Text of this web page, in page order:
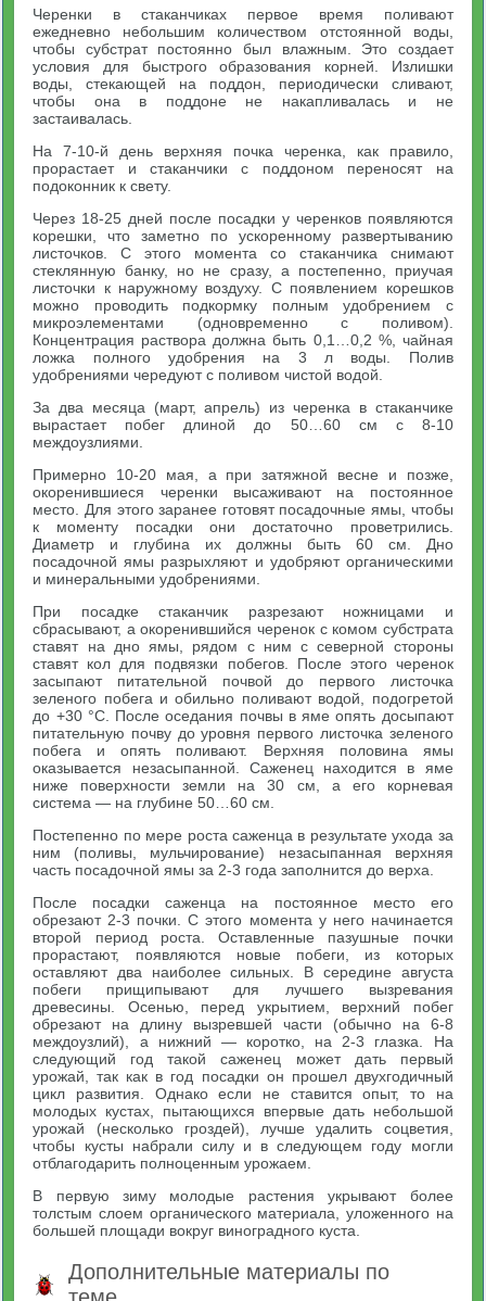
Черенки в стаканчиках первое время поливают
ежедневно небольшим количеством отстоянной воды,
чтобы субстрат постоянно был влажным. Это создает
условия для быстрого образования корней. Излишки
воды, стекающей на поддон, периодически сливают,
чтобы она в поддоне не накапливалась и не
застаивалась.
На 7-10-й день верхняя почка черенка, как правило,
прорастает и стаканчики с поддоном переносят на
подоконник к свету.
Через 18-25 дней после посадки у черенков появляются
корешки, что заметно по ускоренному развертыванию
листочков. С этого момента со стаканчика снимают
стеклянную банку, но не сразу, а постепенно, приучая
листочки к наружному воздуху. С появлением корешков
можно проводить подкормку полным удобрением с
микроэлементами (одновременно с поливом).
Концентрация раствора должна быть 0,1…0,2 %, чайная
ложка полного удобрения на 3 л воды. Полив
удобрениями чередуют с поливом чистой водой.
За два месяца (март, апрель) из черенка в стаканчике
вырастает побег длиной до 50…60 см с 8-10
междоузлиями.
Примерно 10-20 мая, а при затяжной весне и позже,
окоренившиеся черенки высаживают на постоянное
место. Для этого заранее готовят посадочные ямы, чтобы
к моменту посадки они достаточно проветрились.
Диаметр и глубина их должны быть 60 см. Дно
посадочной ямы разрыхляют и удобряют органическими
и минеральными удобрениями.
При посадке стаканчик разрезают ножницами и
сбрасывают, а окоренившийся черенок с комом субстрата
ставят на дно ямы, рядом с ним с северной стороны
ставят кол для подвязки побегов. После этого черенок
засыпают питательной почвой до первого листочка
зеленого побега и обильно поливают водой, подогретой
до +30 °С. После оседания почвы в яме опять досыпают
питательную почву до уровня первого листочка зеленого
побега и опять поливают. Верхняя половина ямы
оказывается незасыпанной. Саженец находится в яме
ниже поверхности земли на 30 см, а его корневая
система — на глубине 50…60 см.
Постепенно по мере роста саженца в результате ухода за
ним (поливы, мульчирование) незасыпанная верхняя
часть посадочной ямы за 2-3 года заполнится до верха.
После посадки саженца на постоянное место его
обрезают 2-3 почки. С этого момента у него начинается
второй период роста. Оставленные пазушные почки
прорастают, появляются новые побеги, из которых
оставляют два наиболее сильных. В середине августа
побеги прищипывают для лучшего вызревания
древесины. Осенью, перед укрытием, верхний побег
обрезают на длину вызревшей части (обычно на 6-8
междоузлий), а нижний — коротко, на 2-3 глазка. На
следующий год такой саженец может дать первый
урожай, так как в год посадки он прошел двухгодичный
цикл развития. Однако если не ставится опыт, то на
молодых кустах, пытающихся впервые дать небольшой
урожай (несколько гроздей), лучше удалить соцветия,
чтобы кусты набрали силу и в следующем году могли
отблагодарить полноценным урожаем.
В первую зиму молодые растения укрывают более
толстым слоем органического материала, уложенного на
большей площади вокруг виноградного куста.
Дополнительные материалы по